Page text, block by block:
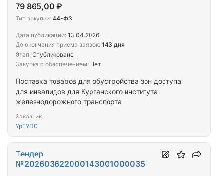
Поставка товаров для обустройства зон доступа
для инвалидов для Курганского института
железнодорожного транспорта
Заказчик
УрГУПС
79 865,00 ₽
Тип закупки: 44-ФЗ
Дата публикации: 13.04.2026
До окончания приема заявок: 143 дня
Этап: Опубликовано
Закупка с обеспечением: Нет
Тендер
№202603622000143001000035